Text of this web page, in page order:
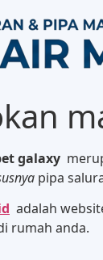
galaxy
pipa
adalah
rumah anda.